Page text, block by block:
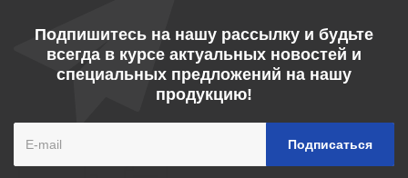
Подпишитесь на нашу рассылку и будьте
всегда в курсе актуальных новостей и
специальных предложений на нашу
продукцию!